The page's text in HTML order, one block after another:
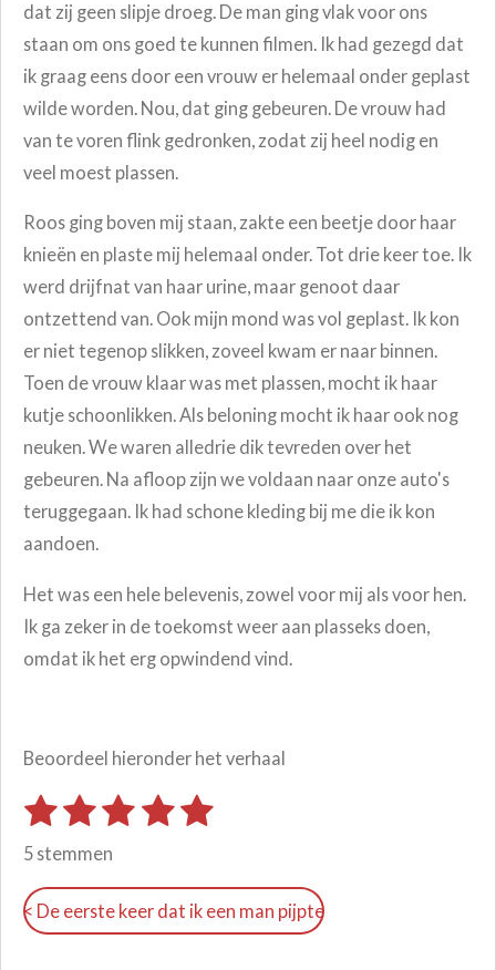
dat zij geen slipje droeg. De man ging vlak voor ons
staan om ons goed te kunnen filmen. Ik had gezegd dat
ik graag eens door een vrouw er helemaal onder geplast
wilde worden. Nou, dat ging gebeuren. De vrouw had
van te voren flink gedronken, zodat zij heel nodig en
veel moest plassen.
Roos ging boven mij staan, zakte een beetje door haar
knieën en plaste mij helemaal onder. Tot drie keer toe. Ik
werd drijfnat van haar urine, maar genoot daar
ontzettend van. Ook mijn mond was vol geplast. Ik kon
er niet tegenop slikken, zoveel kwam er naar binnen.
Toen de vrouw klaar was met plassen, mocht ik haar
kutje schoonlikken. Als beloning mocht ik haar ook nog
neuken. We waren alledrie dik tevreden over het
gebeuren. Na afloop zijn we voldaan naar onze auto's
teruggegaan. Ik had schone kleding bij me die ik kon
aandoen.
Het was een hele belevenis, zowel voor mij als voor hen.
Ik ga zeker in de toekomst weer aan plasseks doen,
omdat ik het erg opwindend vind.
Beoordeel hieronder het verhaal
R
i
n
1
s
t
e
2
s
t
e
3
s
t
e
4
t
e
5
t
e
S
m
e
n
5 stemmen
< De eerste keer dat ik een man pijpte